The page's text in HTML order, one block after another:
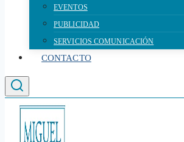
EVENTOS
PUBLICIDAD
SERVICIOS COMUNICACIÓN
CONTACTO